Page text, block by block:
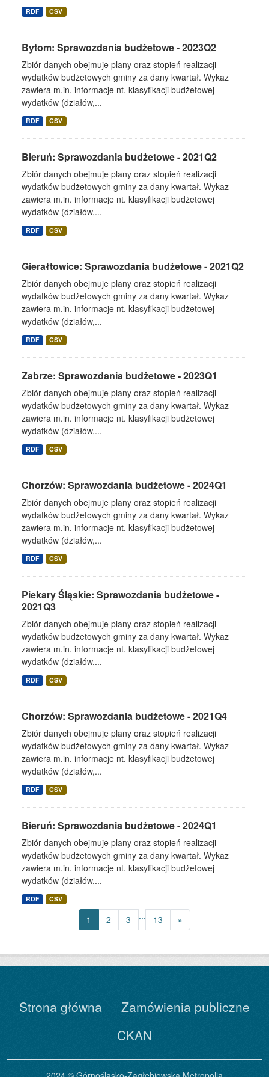
RDF CSV
Bytom: Sprawozdania budżetowe - 2023Q2
Zbiór danych obejmuje plany oraz stopień realizacji
wydatków budżetowych gminy za dany kwartał. Wykaz
zawiera m.in. informacje nt. klasyfikacji budżetowej
wydatków (działów,...
RDF CSV
Bieruń: Sprawozdania budżetowe - 2021Q2
Zbiór danych obejmuje plany oraz stopień realizacji
wydatków budżetowych gminy za dany kwartał. Wykaz
zawiera m.in. informacje nt. klasyfikacji budżetowej
wydatków (działów,...
RDF CSV
Gierałtowice: Sprawozdania budżetowe - 2021Q2
Zbiór danych obejmuje plany oraz stopień realizacji
wydatków budżetowych gminy za dany kwartał. Wykaz
zawiera m.in. informacje nt. klasyfikacji budżetowej
wydatków (działów,...
RDF CSV
Zabrze: Sprawozdania budżetowe - 2023Q1
Zbiór danych obejmuje plany oraz stopień realizacji
wydatków budżetowych gminy za dany kwartał. Wykaz
zawiera m.in. informacje nt. klasyfikacji budżetowej
wydatków (działów,...
RDF CSV
Chorzów: Sprawozdania budżetowe - 2024Q1
Zbiór danych obejmuje plany oraz stopień realizacji
wydatków budżetowych gminy za dany kwartał. Wykaz
zawiera m.in. informacje nt. klasyfikacji budżetowej
wydatków (działów,...
RDF CSV
Piekary Śląskie: Sprawozdania budżetowe -
2021Q3
Zbiór danych obejmuje plany oraz stopień realizacji
wydatków budżetowych gminy za dany kwartał. Wykaz
zawiera m.in. informacje nt. klasyfikacji budżetowej
wydatków (działów,...
RDF CSV
Chorzów: Sprawozdania budżetowe - 2021Q4
Zbiór danych obejmuje plany oraz stopień realizacji
wydatków budżetowych gminy za dany kwartał. Wykaz
zawiera m.in. informacje nt. klasyfikacji budżetowej
wydatków (działów,...
RDF CSV
Bieruń: Sprawozdania budżetowe - 2024Q1
Zbiór danych obejmuje plany oraz stopień realizacji
wydatków budżetowych gminy za dany kwartał. Wykaz
zawiera m.in. informacje nt. klasyfikacji budżetowej
wydatków (działów,...
RDF CSV
1 2 3 ... 13 »
Strona główna
Zamówienia publiczne
CKAN